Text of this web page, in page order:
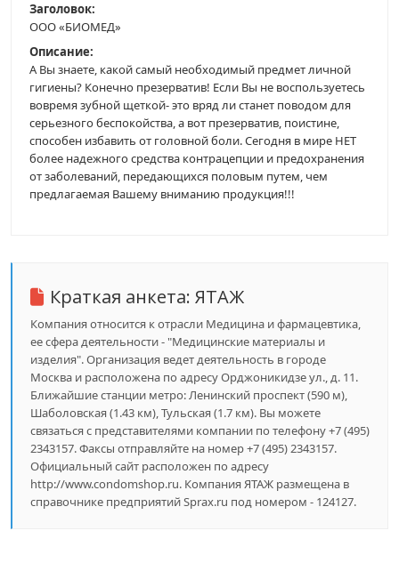
Заголовок:
ООО «БИОМЕД»
Описание:
А Вы знаете, какой самый необходимый предмет личной
гигиены? Конечно презерватив! Если Вы не воспользуетесь
вовремя зубной щеткой- это вряд ли станет поводом для
серьезного беспокойства, а вот презерватив, поистине,
способен избавить от головной боли. Сегодня в мире НЕТ
более надежного средства контрацепции и предохранения
от заболеваний, передающихся половым путем, чем
предлагаемая Вашему вниманию продукция!!!
Краткая анкета: ЯТАЖ
Компания относится к отрасли Медицина и фармацевтика,
ее сфера деятельности - "Медицинские материалы и
изделия". Организация ведет деятельность в городе
Москва и расположена по адресу Орджоникидзе ул., д. 11.
Ближайшие станции метро: Ленинский проспект (590 м),
Шаболовская (1.43 км), Тульская (1.7 км). Вы можете
связаться с представителями компании по телефону +7 (495)
2343157. Факсы отправляйте на номер +7 (495) 2343157.
Официальный сайт расположен по адресу
http://www.condomshop.ru. Компания ЯТАЖ размещена в
справочнике предприятий Sprax.ru под номером - 124127.